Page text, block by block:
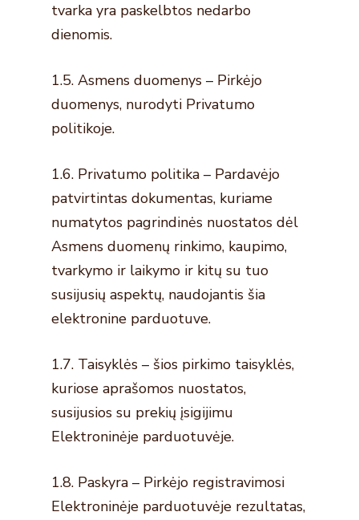
tvarka yra paskelbtos nedarbo
dienomis.
1.5. Asmens duomenys – Pirkėjo
duomenys, nurodyti Privatumo
politikoje.
1.6. Privatumo politika – Pardavėjo
patvirtintas dokumentas, kuriame
numatytos pagrindinės nuostatos dėl
Asmens duomenų rinkimo, kaupimo,
tvarkymo ir laikymo ir kitų su tuo
susijusių aspektų, naudojantis šia
elektronine parduotuve.
1.7. Taisyklės – šios pirkimo taisyklės,
kuriose aprašomos nuostatos,
susijusios su prekių įsigijimu
Elektroninėje parduotuvėje.
1.8. Paskyra – Pirkėjo registravimosi
Elektroninėje parduotuvėje rezultatas,